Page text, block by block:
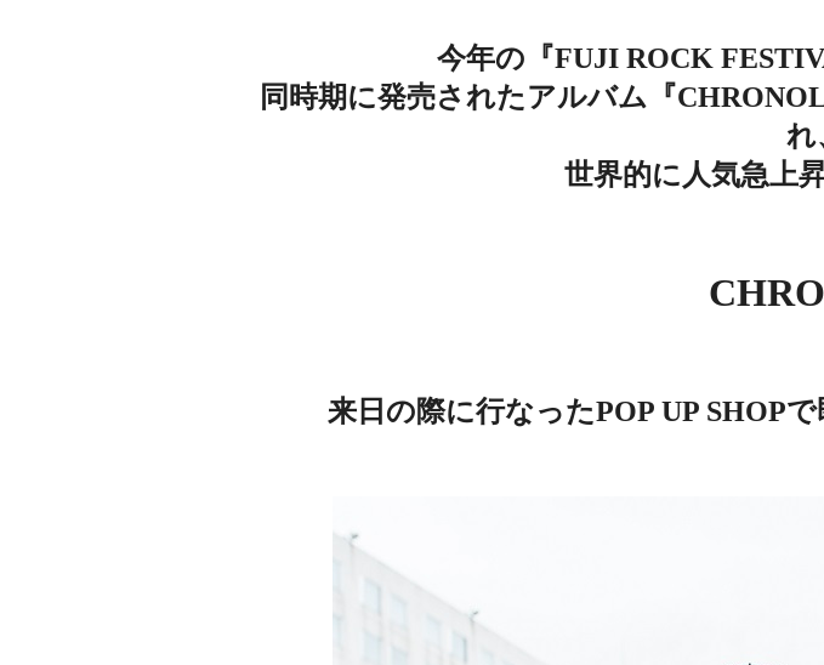
今年の『FUJI ROCK
同時期に発売されたアルバム『
れ
世界的に人気急上
来日の際に行なったPOP UP SHOP